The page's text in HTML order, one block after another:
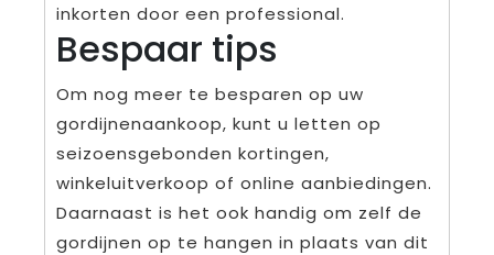
inkorten door een professional.
Bespaar tips
Om nog meer te besparen op uw
gordijnenaankoop, kunt u letten op
seizoensgebonden kortingen,
winkeluitverkoop of online aanbiedingen.
Daarnaast is het ook handig om zelf de
gordijnen op te hangen in plaats van dit